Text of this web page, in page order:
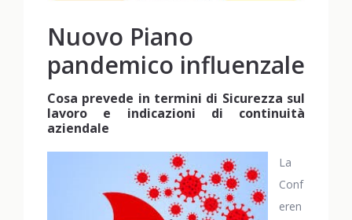
Nuovo Piano
pandemico influenzale
Cosa prevede in termini di Sicurezza sul
lavoro e indicazioni di continuità
aziendale
La
Conf
eren